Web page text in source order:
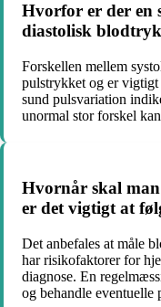
Hvorfor er der en
diastolisk
Forskellen mellem
pulstrykket og er
sund pulsvariation
unormal stor forskel
Hvornår skal
er det vigtigt at
Det anbefales at måle
har risikofaktorer for
diagnose. En
og behandle eventuelle